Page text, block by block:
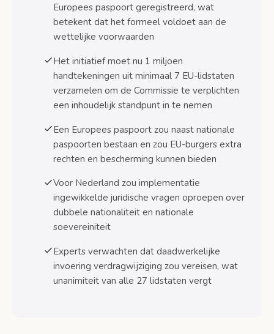
dubbele nationaliteit
Nederlandse politieke standpunten
Mogelijke blokkade door lidstaten
Vervolgstappen en tijdlijn van het initiatief
Technische implementatie-uitdagingen
Conclusie en vervolgstappen
Bronnen
Europees paspoort geregistreerd, wat
betekent dat het formeel voldoet aan de
wettelijke voorwaarden
Het initiatief moet nu 1 miljoen
handtekeningen uit minimaal 7 EU-lidstaten
verzamelen om de Commissie te verplichten
een inhoudelijk standpunt in te nemen
Een Europees paspoort zou naast nationale
paspoorten bestaan en zou EU-burgers extra
rechten en bescherming kunnen bieden
Voor Nederland zou implementatie
ingewikkelde juridische vragen oproepen over
dubbele nationaliteit en nationale
soevereiniteit
Experts verwachten dat daadwerkelijke
invoering verdragwijziging zou vereisen, wat
unanimiteit van alle 27 lidstaten vergt